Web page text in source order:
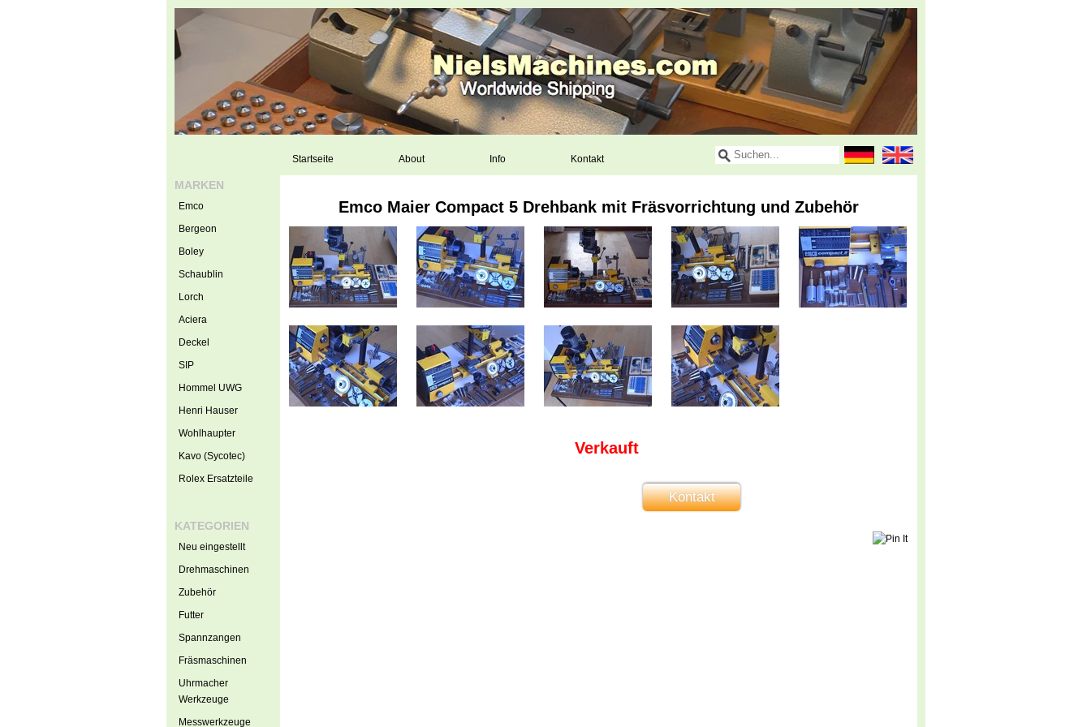
Startseite About Info Kontakt
Emco Maier Compact 5 Drehbank mit Fräsvorrichtung und Zubehör
Verkauft
Kontakt
MARKEN
Emco
Bergeon
Boley
Schaublin
Lorch
Aciera
Deckel
SIP
Hommel UWG
Henri Hauser
Wohlhaupter
Kavo (Sycotec)
Rolex Ersatzteile
KATEGORIEN
Neu eingestellt
Drehmaschinen
Zubehör
Futter
Spannzangen
Fräsmaschinen
Uhrmacher
Werkzeuge
Messwerkzeuge